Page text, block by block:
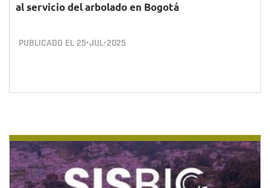
al servicio del arbolado en Bogotá
PUBLICADO EL 25•JUL•2025